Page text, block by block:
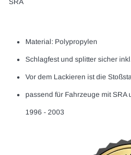
SRA
Material: Polypropylen
Schlagfest und splitter sicher
Vor dem Lackieren ist die
passend für Fahrzeuge mit SRA
1996 - 2003